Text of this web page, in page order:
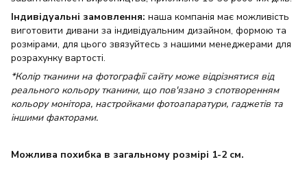
Індивідуальні замовлення: наша компанія має можливість
виготовити дивани за індивідуальним дизайном, формою та
розмірами, для цього звязуйтесь з нашими менеджерами для
розрахунку вартості.
*Колір тканини на фотографії сайту може відрізнятися від
реального кольору тканини, що пов'язано з спотворенням
кольору монітора, настройками фотоапаратури, гаджетів та
іншими факторами.
Можлива похибка в загальному розмірі 1-2 см.